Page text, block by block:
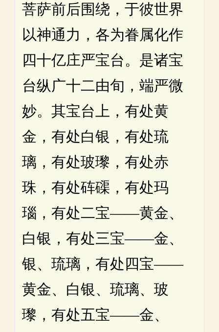
菩萨前后围绕，于彼世界
以神通力，各为眷属化作
四十亿庄严宝台。是诸宝
台纵广十二由旬，端严微
妙。其宝台上，有处黄
金，有处白银，有处琉
璃，有处玻瓈，有处赤
珠，有处砗磲，有处玛
瑙，有处二宝——黄金、
白银，有处三宝——金、
银、琉璃，有处四宝——
黄金、白银、琉璃、玻
瓈，有处五宝——金、